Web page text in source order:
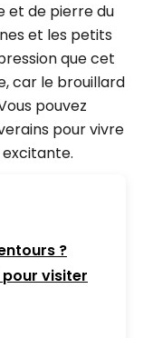
et de pierre du
et les petits
que cet
car le brouillard
pouvez
pour vivre
?
visiter